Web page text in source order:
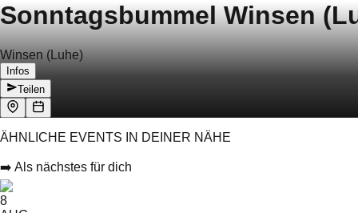
Sonntagsbummel Winsen
Winsen (Luhe)
Infos
Teilen
ÄHNLICHE EVENTS IN DEINER NÄHE
➡️ Als nächstes für dich
8